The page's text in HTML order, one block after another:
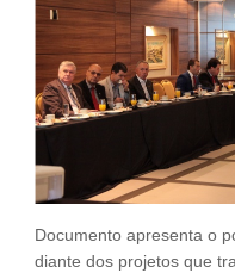
Fale Conosco
NOSSAS ASSOCIADAS
SEJA UM ASSOCIADO
VAGAS
Documento apresenta o
diante dos projetos que